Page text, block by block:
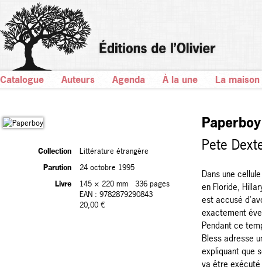
Catalogue Auteurs Agenda À la une La maison
Collection
Littérature étrangère
Parution
24 octobre 1995
Livre
145 × 220 mm
336 pages
EAN : 9782879290843
20,00 €
Paperboy
Pete
Dans une
en Floride,
est accusé
exactement
Pendant ce
Bless adresse
expliquant que
va être